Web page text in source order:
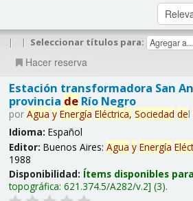
| | Seleccionar títulos para:
Hacer reserva
Estación transformadora San
provincia deRío Negro
por Agua y Energía Eléctrica, Sociedad del
Idioma: Español
Editor: Buenos Aires: Agua y Energía
1988
Disponibilidad: Ítems disponibles
topográfica: 621.374.5/A282/v.2 (3).